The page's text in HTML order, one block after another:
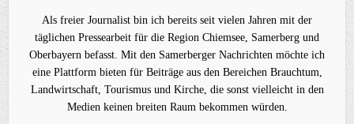
Als freier Journalist bin ich bereits seit vielen Jahren mit der
täglichen Pressearbeit für die Region Chiemsee, Samerberg und
Oberbayern befasst. Mit den Samerberger Nachrichten möchte ich
eine Plattform bieten für Beiträge aus den Bereichen Brauchtum,
Landwirtschaft, Tourismus und Kirche, die sonst vielleicht in den
Medien keinen breiten Raum bekommen würden.